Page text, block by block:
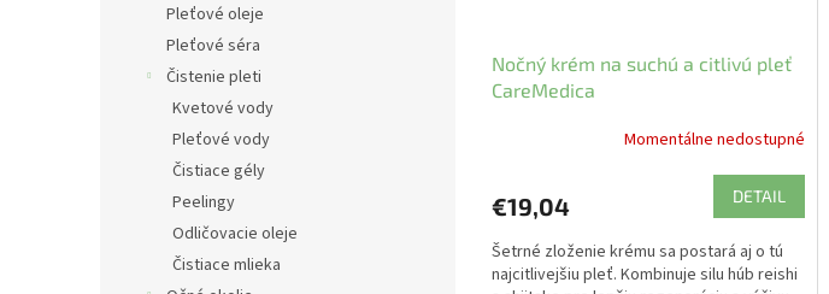
Pleťové oleje
Pleťové séra
Čistenie pleti
Kvetové vody
Pleťové vody
Čistiace gély
Peelingy
Odličovacie oleje
Čistiace mlieka
Nočný krém na suchú a citlivú pleť
CareMedica
Momentálne nedostupné
€19,04 DETAIL
Šetrné zloženie krému sa postará aj o tú
najcitlivejšiu pleť. Kombinuje silu húb reishi